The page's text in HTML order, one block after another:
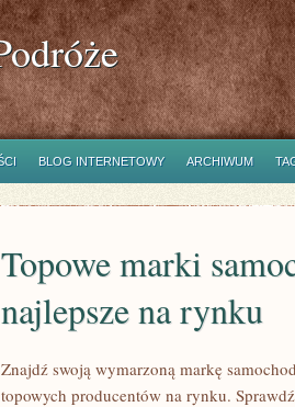
BLOG INTERNETOWY ARCHIWUM
Topowe marki
najlepsze na rynku
Znajdź swoją wymarzoną markę
topowych producentów na rynku.